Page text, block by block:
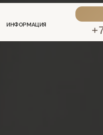
НАПИСАТЬ В MAX
+74993508474